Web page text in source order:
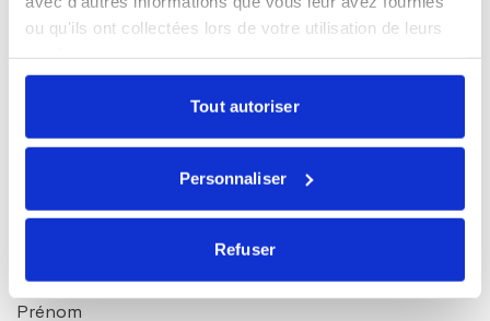
ou qu'ils ont collectées lors de votre utilisation de leurs
Tout autoriser
Personnaliser
Refuser
Toutes nos actualités
Marché du lundi
Essentiel ! Le magazine ISR & solidaire
Prénom